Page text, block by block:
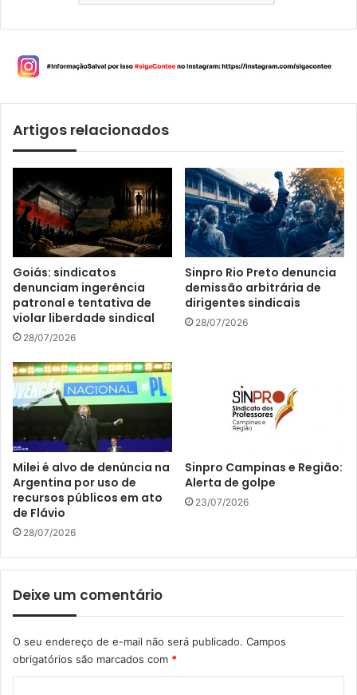
Artigos relacionados
Goiás: sindicatos
denunciam ingerência
patronal e tentativa de
violar liberdade sindical
28/07/2026
Sinpro Rio Preto denuncia
demissão arbitrária de
dirigentes sindicais
28/07/2026
Milei é alvo de denúncia na
Argentina por uso de
recursos públicos em ato
de Flávio
28/07/2026
Sinpro Campinas e Região:
Alerta de golpe
23/07/2026
Deixe um comentário
O seu endereço de e-mail não será publicado. Campos
obrigatórios são marcados com *